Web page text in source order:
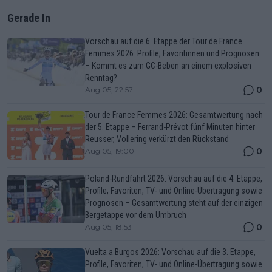
Gerade In
Vorschau auf die 6. Etappe der Tour de France
Femmes 2026: Profile, Favoritinnen und Prognosen
– Kommt es zum GC-Beben an einem explosiven
Renntag?
Aug 05, 22:57 0
Tour de France Femmes 2026: Gesamtwertung nach
der 5. Etappe – Ferrand-Prévot fünf Minuten hinter
Reusser, Vollering verkürzt den Rückstand
Aug 05, 19:00 0
Poland-Rundfahrt 2026: Vorschau auf die 4. Etappe,
Profile, Favoriten, TV- und Online-Übertragung sowie
Prognosen – Gesamtwertung steht auf der einzigen
Bergetappe vor dem Umbruch
Aug 05, 18:53 0
Vuelta a Burgos 2026: Vorschau auf die 3. Etappe,
Profile, Favoriten, TV- und Online-Übertragung sowie